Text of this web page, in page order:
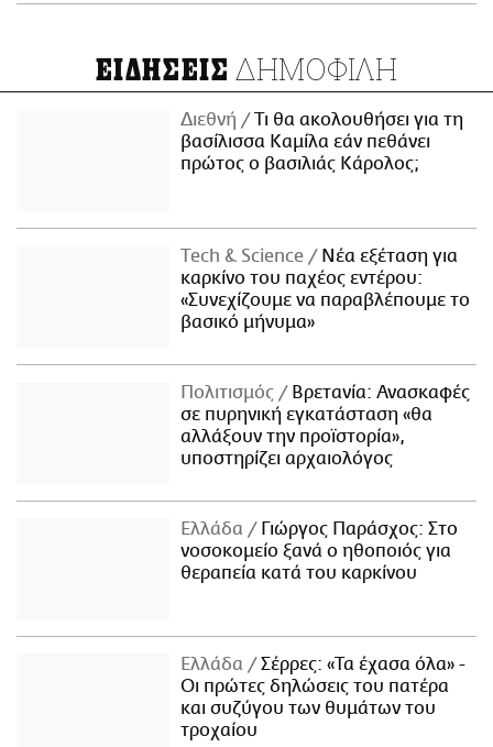
ΕΙΔΗΣΕΙΣ ΔΗΜΟΦΙΛΗ
Διεθνή
Τι θα ακολουθήσει για τη
βασίλισσα Καμίλα εάν πεθάνει
πρώτος ο βασιλιάς Κάρολος;
Τech & Science
Νέα εξέταση για
καρκίνο του παχέος εντέρου:
«Συνεχίζουμε να παραβλέπουμε το
βασικό μήνυμα»
Πολιτισμός
Βρετανία: Ανασκαφές
σε πυρηνική εγκατάσταση «θα
αλλάξουν την προϊστορία»,
υποστηρίζει αρχαιολόγος
Ελλάδα
Γιώργος Παράσχος: Στο
νοσοκομείο ξανά ο ηθοποιός για
θεραπεία κατά του καρκίνου
Ελλάδα
Σέρρες: «Τα έχασα όλα» -
Οι πρώτες δηλώσεις του πατέρα
και συζύγου των θυμάτων του
τροχαίου